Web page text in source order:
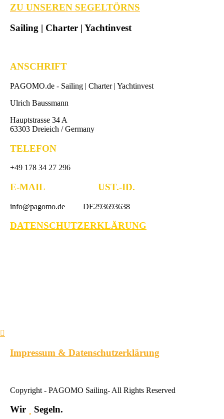
ZU UNSEREN SEGELTÖRNS
Sailing | Charter | Yachtinvest
ANSCHRIFT
PAGOMO.de - Sailing | Charter | Yachtinvest
Ulrich Baussmann
Hauptstrasse 34 A
63303 Dreieich / Germany
TELEFON
+49 178 34 27 296
E-MAIL UST.-ID.
info@pagomo.de DE293693638
DATENSCHUTZERKLÄRUNG
Impressum & Datenschutzerklärung
Copyright - PAGOMO Sailing- All Rights Reserved
Wir Segeln.